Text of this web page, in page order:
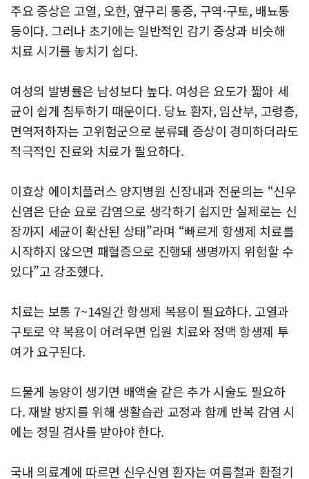
주요 증상은 고열, 오한, 옆구리 통증, 구역·구토, 배뇨통
등이다. 그러나 초기에는 일반적인 감기 증상과 비슷해
치료 시기를 놓치기 쉽다.
여성의 발병률은 남성보다 높다. 여성은 요도가 짧아 세
균이 쉽게 침투하기 때문이다. 당뇨 환자, 임산부, 고령층,
면역저하자는 고위험군으로 분류돼 증상이 경미하더라도
적극적인 진료와 치료가 필요하다.
이효상 에이치플러스 양지병원 신장내과 전문의는 “신우
신염은 단순 요로 감염으로 생각하기 쉽지만 실제로는 신
장까지 세균이 확산된 상태”라며 “빠르게 항생제 치료를
시작하지 않으면 패혈증으로 진행돼 생명까지 위험할 수
있다”고 강조했다.
치료는 보통 7~14일간 항생제 복용이 필요하다. 고열과
구토로 약 복용이 어려우면 입원 치료와 정맥 항생제 투
여가 요구된다.
드물게 농양이 생기면 배액술 같은 추가 시술도 필요하
다. 재발 방지를 위해 생활습관 교정과 함께 반복 감염 시
에는 정밀 검사를 받아야 한다.
국내 의료계에 따르면 신우신염 환자는 여름철과 환절기